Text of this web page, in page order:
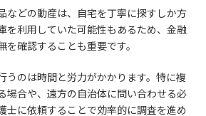
などの動産は、自宅を丁寧に探すしか方
を利用していた可能性もあるため、金融
確認することも重要です。
うのは時間と労力がかかります。特に複
場合や、遠方の自治体に問い合わせる必
士に依頼することで効率的に調査を進め